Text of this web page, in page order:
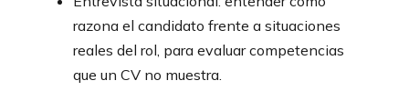
razona el candidato frente a situaciones
reales del rol, para evaluar competencias
que un CV no muestra.